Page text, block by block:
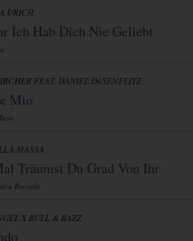
URICH
Ich Hab Dich Nie Geliebt
FEAT. DANIEL DüSENFLITZ
Mio
MASSA
Träumst Du Grad Von Ihr
Records
X BULL & BAZZ